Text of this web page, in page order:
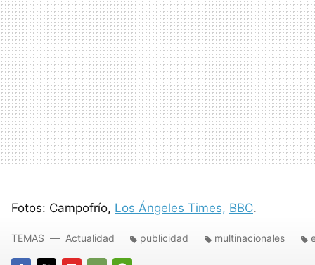
Fotos: Campofrío, Los Ángeles Times, BBC.
TEMAS Actualidad publicidad multinacionales